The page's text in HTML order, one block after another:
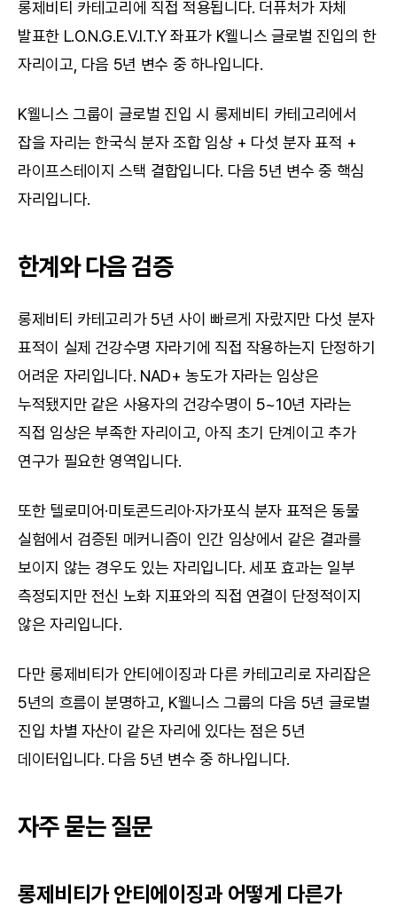
롱제비티 카테고리에 직접 적용됩니다. 더퓨처가 자체
발표한 L.O.N.G.E.V.I.T.Y 좌표가 K웰니스 글로벌 진입의 한
자리이고, 다음 5년 변수 중 하나입니다.
K웰니스 그룹이 글로벌 진입 시 롱제비티 카테고리에서
잡을 자리는 한국식 분자 조합 임상 + 다섯 분자 표적 +
라이프스테이지 스택 결합입니다. 다음 5년 변수 중 핵심
자리입니다.
한계와 다음 검증
롱제비티 카테고리가 5년 사이 빠르게 자랐지만 다섯 분자
표적이 실제 건강수명 자라기에 직접 작용하는지 단정하기
어려운 자리입니다. NAD+ 농도가 자라는 임상은
누적됐지만 같은 사용자의 건강수명이 5~10년 자라는
직접 임상은 부족한 자리이고, 아직 초기 단계이고 추가
연구가 필요한 영역입니다.
또한 텔로미어·미토콘드리아·자가포식 분자 표적은 동물
실험에서 검증된 메커니즘이 인간 임상에서 같은 결과를
보이지 않는 경우도 있는 자리입니다. 세포 효과는 일부
측정되지만 전신 노화 지표와의 직접 연결이 단정적이지
않은 자리입니다.
다만 롱제비티가 안티에이징과 다른 카테고리로 자리잡은
5년의 흐름이 분명하고, K웰니스 그룹의 다음 5년 글로벌
진입 차별 자산이 같은 자리에 있다는 점은 5년
데이터입니다. 다음 5년 변수 중 하나입니다.
자주 묻는 질문
롱제비티가 안티에이징과 어떻게 다른가